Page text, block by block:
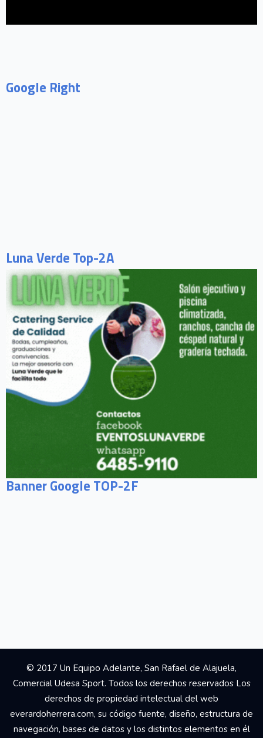
Google Right
Luna Verde Top-2A
Banner Google TOP-2F
© 2017 Un Equipo Adelante, San Rafael de Alajuela,
Comercial Udesa Sport. Todos los derechos reservados Los
derechos de propiedad intelectual del web
everardoherrera.com, su código fuente, diseño, estructura de
navegación, bases de datos y los distintos elementos en él